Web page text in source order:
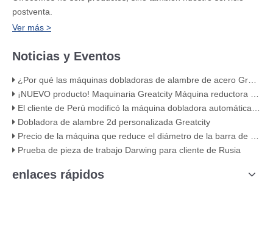
postventa.
Ver más >
Noticias y Eventos
¿Por qué las máquinas dobladoras de alambre de acero Greatcity utilizan servomotores?
¡NUEVO producto! Maquinaria Greatcity Máquina reductora de diámetro de barra de acero doble
El cliente de Perú modificó la máquina dobladora automática de estribos de barras de refuerzo R6 cnc
Dobladora de alambre 2d personalizada Greatcity
Precio de la máquina que reduce el diámetro de la barra de acero del cabezal doble del nuevo producto de Greatcity
Prueba de pieza de trabajo Darwing para cliente de Rusia
enlaces rápidos